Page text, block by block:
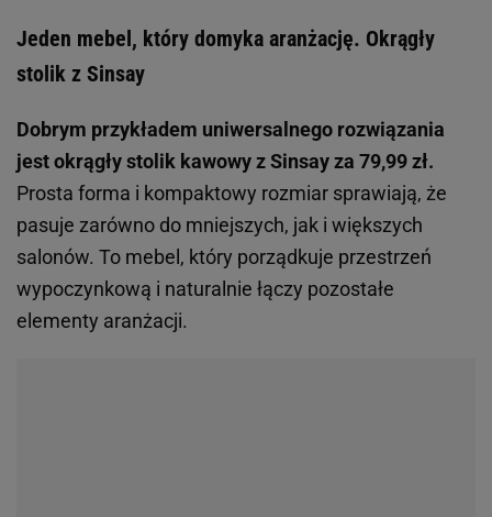
Jeden mebel, który domyka aranżację. Okrągły
stolik z Sinsay
Dobrym przykładem uniwersalnego rozwiązania
jest okrągły stolik kawowy z Sinsay za 79,99 zł.
Prosta forma i kompaktowy rozmiar sprawiają, że
pasuje zarówno do mniejszych, jak i większych
salonów. To mebel, który porządkuje przestrzeń
wypoczynkową i naturalnie łączy pozostałe
elementy aranżacji.